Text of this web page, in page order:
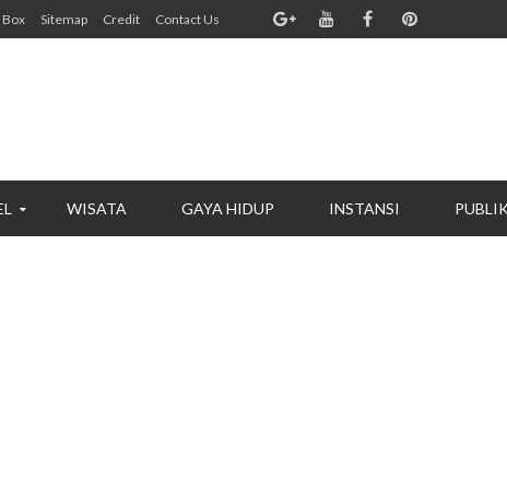
Box Sitemap Credit Contact Us
WISATA GAYA HIDUP INSTANSI